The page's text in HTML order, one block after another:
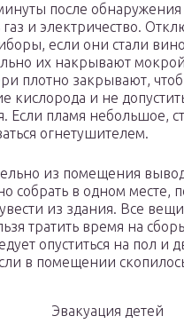
после обнаружения
и электричество.
если они стали
их накрывают
плотно закрывают,
кислорода и не
Если пламя небольшое,
огнетушителем.
из помещения
собрать в одном месте,
из здания. Все вещи
тратить время на
опуститься на пол и
в помещении
Эвакуация детей